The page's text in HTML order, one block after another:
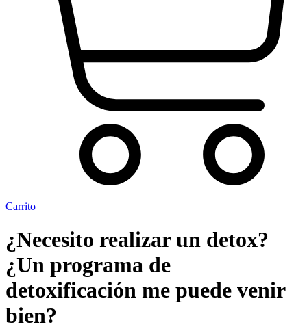
Carrito
¿Necesito realizar un detox?
¿Un programa de
detoxificación me puede venir
bien?